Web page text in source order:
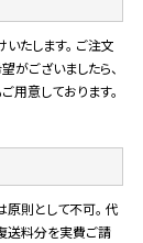
たします。 ご注文
がございましたら、
用意しております。
則として不可。 代
送料分を実費ご請